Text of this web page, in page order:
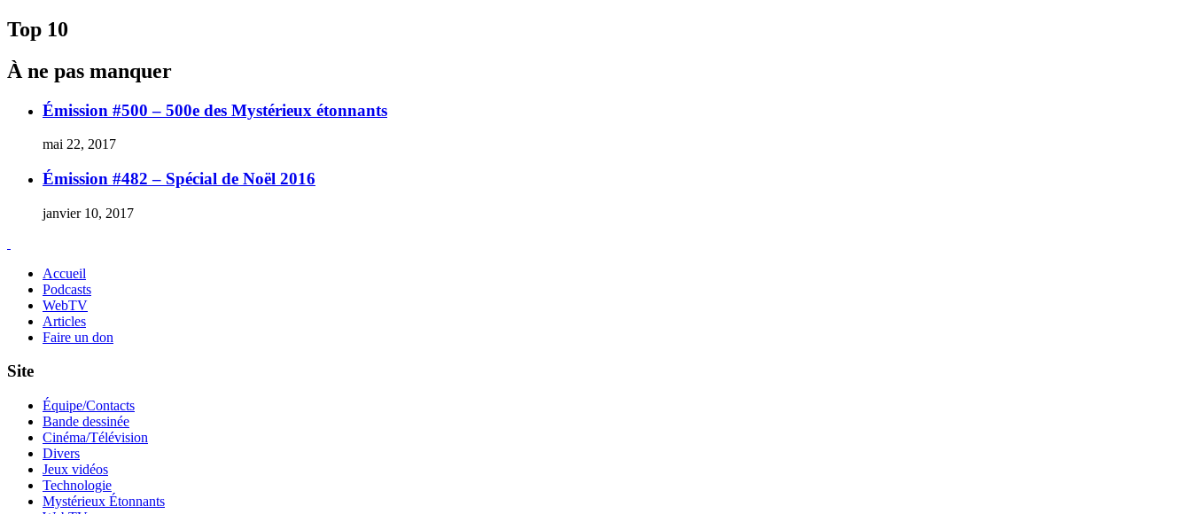
Top 10
À ne pas manquer
Émission #500 – 500e des Mystérieux étonnants
mai 22, 2017
Émission #482 – Spécial de Noël 2016
janvier 10, 2017
Accueil
Podcasts
WebTV
Articles
Faire un don
Site
Équipe/Contacts
Bande dessinée
Cinéma/Télévision
Divers
Jeux vidéos
Technologie
Mystérieux Étonnants